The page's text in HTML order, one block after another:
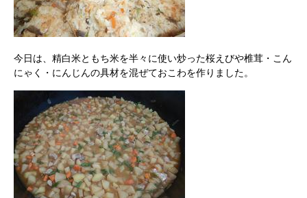
今日は、精白米ともち米を半々に使い炒った桜えびや椎茸・こん
にゃく・にんじんの具材を混ぜておこわを作りました。